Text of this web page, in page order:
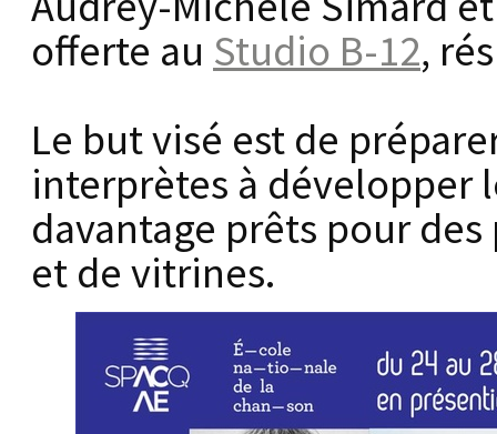
offerte au Studio B-12,
Le but visé est de
interprètes à développer
davantage prêts pour
et de vitrines.